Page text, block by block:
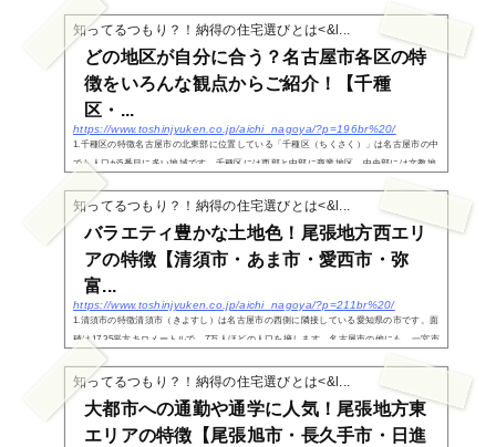
技術記念館（旧豊田紡織本社工場）」や、森村グループの発祥地として知られる「ノリ
タケの森」...
知ってるつもり？！納得の住宅選びとは<&l...
どの地区が自分に合う？名古屋市各区の特
徴をいろんな観点からご紹介！【千種
区・...
https://www.toshinjyuken.co.jp/aichi_nagoya/?p=196br%20/
1.千種区の特徴名古屋市の北東部に位置している「千種区（ちくさく）」は名古屋市の中
でも人口が5番目に多い地域です。千種区には西部と中部に商業地区、中央部には文教地
区があり、家族世帯にも住みやすい地域構成となっています。千種区の中央部にある池
下、覚王山...
知ってるつもり？！納得の住宅選びとは<&l...
バラエティ豊かな土地色！尾張地方西エリ
アの特徴【清須市・あま市・愛西市・弥
富...
https://www.toshinjyuken.co.jp/aichi_nagoya/?p=211br%20/
1.清須市の特徴清須市（きよすし）は名古屋市の西側に隣接している愛知県の市です。面
積は17.35平方キロメートルで、7万人ほどの人口を擁します。名古屋市の他にも、一宮市
や稲沢市、北名古屋市、あま市に隣接しています。全体的に平坦な土地であるのが特徴
で、岐阜...
知ってるつもり？！納得の住宅選びとは<&l...
大都市への通勤や通学に人気！尾張地方東
エリアの特徴【尾張旭市・長久手市・日進